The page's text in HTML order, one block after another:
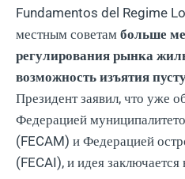
Fundamentos del Regime
местным советам больше
регулирования рынка
возможность изъятия
Президент заявил, что уже
Федерацией
(FECAM) и Федерацией
(FECAI), и идея заключается